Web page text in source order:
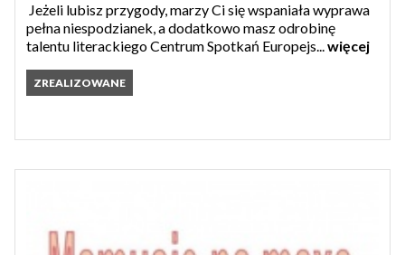
Jeżeli lubisz przygody, marzy Ci się wspaniała wyprawa
pełna niespodzianek, a dodatkowo masz odrobinę
talentu literackiego Centrum Spotkań Europejs...więcej
ZREALIZOWANE